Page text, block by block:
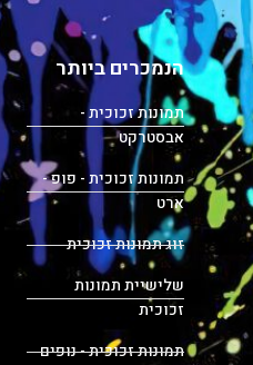
הנמכרים ביותר
תמונות זכוכית -
אבסטרקט
תמונות זכוכית - פופ -
ארט
זוג תמונות זכוכית
שלישיית תמונות
זכוכית
תמונות זכוכית - נופים